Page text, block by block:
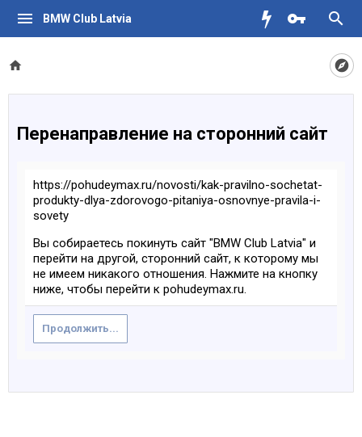
BMW Club Latvia
Перенаправление на сторонний сайт
https://pohudeymax.ru/novosti/kak-pravilno-sochetat-
produkty-dlya-zdorovogo-pitaniya-osnovnye-pravila-i-
sovety
Вы собираетесь покинуть сайт "BMW Club Latvia" и
перейти на другой, сторонний сайт, к которому мы
не имеем никакого отношения. Нажмите на кнопку
ниже, чтобы перейти к pohudeymax.ru.
Продолжить...